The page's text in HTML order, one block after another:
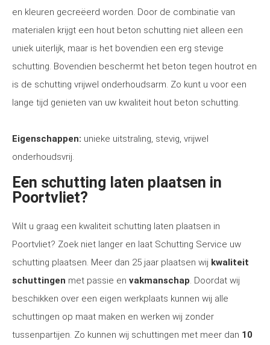
en kleuren gecreëerd worden. Door de combinatie van
materialen krijgt een hout beton schutting niet alleen een
uniek uiterlijk, maar is het bovendien een erg stevige
schutting. Bovendien beschermt het beton tegen houtrot en
is de schutting vrijwel onderhoudsarm. Zo kunt u voor een
lange tijd genieten van uw kwaliteit hout beton schutting.
Eigenschappen: unieke uitstraling, stevig, vrijwel
onderhoudsvrij.
Een schutting laten plaatsen in
Poortvliet?
Wilt u graag een kwaliteit schutting laten plaatsen in
Poortvliet? Zoek niet langer en laat Schutting Service uw
schutting plaatsen. Meer dan 25 jaar plaatsen wij kwaliteit
schuttingen met passie en vakmanschap. Doordat wij
beschikken over een eigen werkplaats kunnen wij alle
schuttingen op maat maken en werken wij zonder
tussenpartijen. Zo kunnen wij schuttingen met meer dan 10